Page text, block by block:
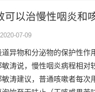
可以治慢性咽炎和
07-09
异物和分泌物的保护性作
涛说，慢性咽炎病程相对
涛建议，普通咳嗽者每次